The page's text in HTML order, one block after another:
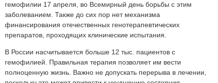
гемофилии 17 апреля, во Всемирный день борьбы с этим
заболеванием. Также до сих пор нет механизма
финансирования отечественных генотерапевтических
препаратов, проходящих клинические испытания.
В России насчитывается больше 12 тыс. пациентов с
гемофилией. Правильная терапия позволяет им вести
полноценную жизнь. Важно не допускать перерыва в лечении,